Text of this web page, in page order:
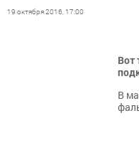
19 октября 2016, 17:00
Вот
В